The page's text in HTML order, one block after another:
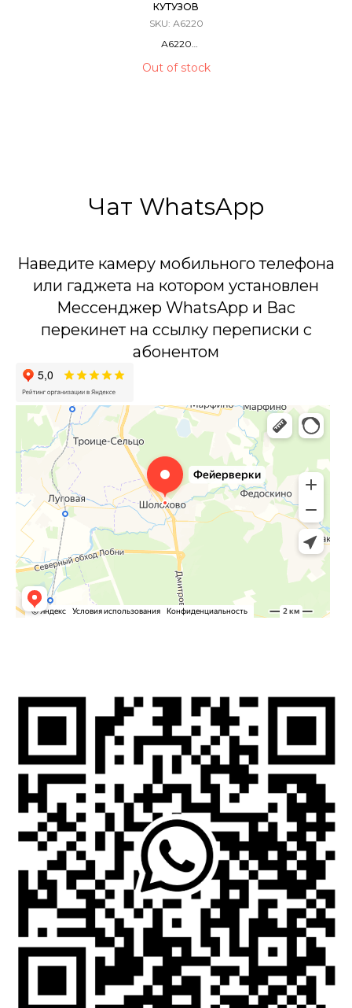
КУТУЗОВ
SKU: А6220
А6220
12 ЗАРЯДОВ / 1,75 КАЛИБР
Out of stock
Чат WhatsApp
Наведите камеру мобильного телефона
или гаджета на котором установлен
Мессенджер WhatsApp и Вас
перекинет на ссылку переписки с
абонентом